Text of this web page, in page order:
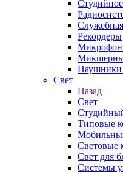
Служебная
Рекордеры
Наушники
Свет
Назад
Свет
Типовые
Световые
Свет для
Системы